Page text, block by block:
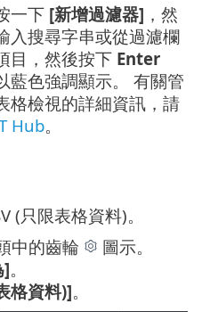
一下 [新增過濾器] ，然
入搜尋字串或從過濾欄
目，然後按下 Enter
藍色強調顯示。 有關管
格檢視的詳細資訊，請
Hub。
(只限表格資料)。
中的齒輪
圖示。
]。
格資料)]。